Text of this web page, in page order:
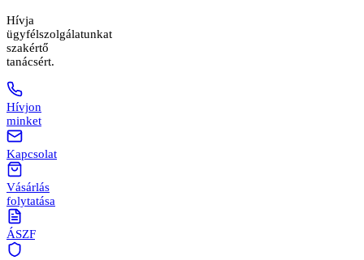
Hívja
ügyfélszolgálatunkat
szakértő
tanácsért.
Hívjon
minket
Kapcsolat
Vásárlás
folytatása
ÁSZF